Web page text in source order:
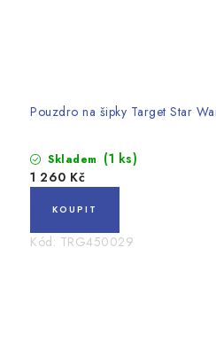
Pouzdro na šipky Target Star
Skladem (1 ks)
1 260 Kč
Kód: TRG450029